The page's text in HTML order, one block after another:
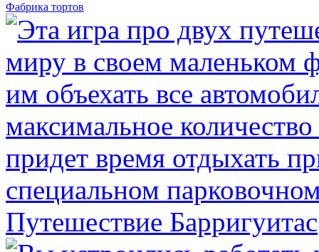
Фабрика тортов
Путешествие Барригуитас